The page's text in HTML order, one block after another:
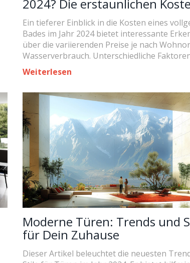
2024? Die erstaunlichen
Detail
Ein tieferer Einblick in die Kosten eines
Bades im Jahr 2024 bietet interessante
über die variierenden Preise je nach
Wasserverbrauch. Unterschiedliche
Heizkosten, Wasserpreise und
beeinflussen die endgültigen Kosten
Wasser und zeigt, wie man den besten Preis
Kauf einer neuen Badewanne finden kann.
Entscheidungsfindung für energiesparende
wird erleichtert. Unter anderem wird auf die
und Angebote von Homary verwiesen, die
Badewannen und mehr anbieten.
Weiterlesen
Moderne Türen: Trends und
für Dein Zuhause
Dieser Artikel beleuchtet die neuesten